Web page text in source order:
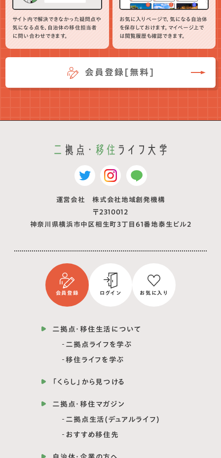
サイト内で解決できなかった疑問点や
気になる点を、自治体の移住担当者
に問い合わせできます。
お気に入りページで、気になる自治体
を保存しておけます。マイページ上で
は閲覧履歴も確認できます。
会員登録[無料]
運営会社 株式会社地域創発機構
〒2310012
神奈川県横浜市中区相生町3丁目61番地泰生ビル2
会員登録 ログイン お気に入り
二拠点・移住生活について
二拠点ライフを学ぶ
移住ライフを学ぶ
「くらし」から見つける
二拠点・移住マガジン
二拠点生活(デュアルライフ)
おすすめ移住先